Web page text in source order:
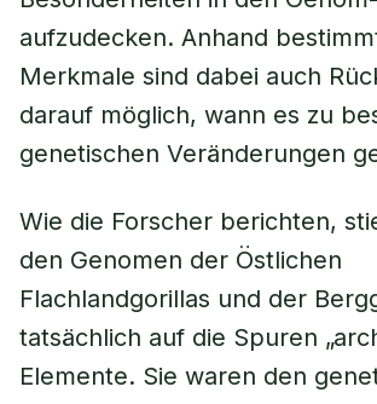
aufzudecken. Anhand
Merkmale sind dabei auch
darauf möglich, wann es zu
genetischen Veränderungen
Wie die Forscher berichten,
den Genomen der Östlichen
Flachlandgorillas und der
tatsächlich auf die Spuren
Elemente. Sie waren den